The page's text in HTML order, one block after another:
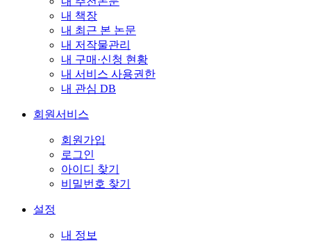
내 책장
내 최근 본 논문
내 저작물관리
내 구매·신청 현황
내 서비스 사용권한
내 관심 DB
회원서비스
회원가입
로그인
아이디 찾기
비밀번호 찾기
설정
내 정보